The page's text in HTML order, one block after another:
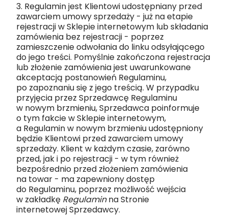
3. Regulamin jest Klientowi udostępniany przed
zawarciem umowy sprzedaży - już na etapie
rejestracji w Sklepie internetowym lub składania
zamówienia bez rejestracji - poprzez
zamieszczenie odwołania do linku odsyłającego
do jego treści. Pomyślnie zakończona rejestracja
lub złożenie zamówienia jest uwarunkowane
akceptacją postanowień Regulaminu,
po zapoznaniu się z jego treścią. W przypadku
przyjęcia przez Sprzedawcę Regulaminu
w nowym brzmieniu, Sprzedawca poinformuje
o tym fakcie w Sklepie internetowym,
a Regulamin w nowym brzmieniu udostępniony
będzie Klientowi przed zawarciem umowy
sprzedaży. Klient w każdym czasie, zarówno
przed, jak i po rejestracji - w tym również
bezpośrednio przed złożeniem zamówienia
na towar - ma zapewniony dostęp
do Regulaminu, poprzez możliwość wejścia
w zakładkę Regulaminna Stronie
internetowej Sprzedawcy.